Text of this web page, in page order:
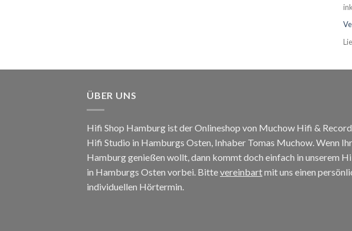
ÜBER UNS
Hifi Shop Hamburg ist der Onlineshop von Muchow Hifi &
Hifi Studio in Hamburgs Osten, Inhaber Tomas Muchow. Wenn
Hamburg genießen wollt, dann kommt doch einfach in unserem
in Hamburgs Osten vorbei. Bittevereinbartmit uns einen
individuellen Hörtermin.